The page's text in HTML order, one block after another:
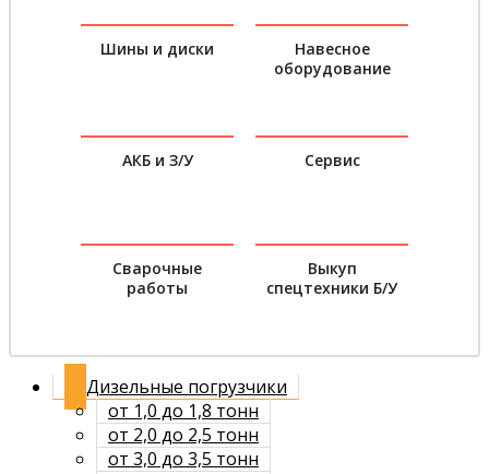
Шины и диски
Навесное
оборудование
АКБ и З/У Сервис
Сварочные
работы
Выкуп
спецтехники Б/У
Дизельные погрузчики
от 1,0 до 1,8 тонн
от 2,0 до 2,5 тонн
от 3,0 до 3,5 тонн